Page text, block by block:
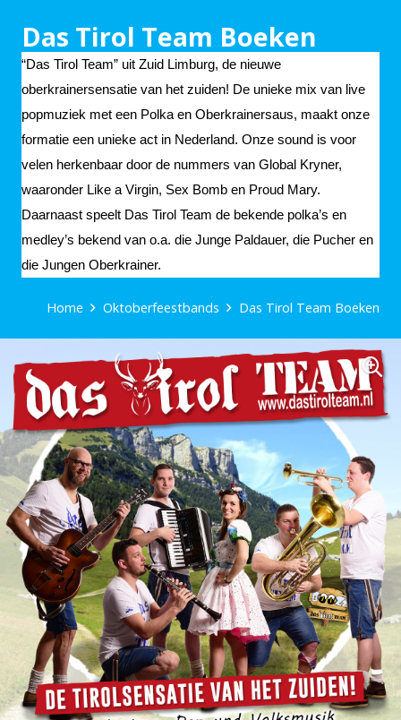
Das Tirol Team Boeken
“Das Tirol Team” uit Zuid Limburg, de nieuwe
oberkrainersensatie van het zuiden! De unieke mix van live
popmuziek met een Polka en Oberkrainersaus, maakt onze
formatie een unieke act in Nederland. Onze sound is voor
velen herkenbaar door de nummers van Global Kryner,
waaronder Like a Virgin, Sex Bomb en Proud Mary.
Daarnaast speelt Das Tirol Team de bekende polka’s en
medley’s bekend van o.a. die Junge Paldauer, die Pucher en
die Jungen Oberkrainer.
Home Oktoberfeestbands Das Tirol Team Boeken